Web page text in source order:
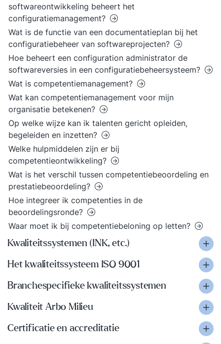
softwareontwikkeling beheert het
configuratiemanagement?
Wat is de functie van een documentatieplan bij het
configuratiebeheer van softwareprojecten?
Hoe beheert een configuration administrator de
softwareversies in een configuratiebeheersysteem?
Wat is competentiemanagement?
Wat kan competentiemanagement voor mijn
organisatie betekenen?
Op welke wijze kan ik talenten gericht opleiden,
begeleiden en inzetten?
Welke hulpmiddelen zijn er bij
competentieontwikkeling?
Wat is het verschil tussen competentiebeoordeling en
prestatiebeoordeling?
Hoe integreer ik competenties in de
beoordelingsronde?
Waar moet ik bij competentiebeloning op letten?
Kwaliteitssystemen (INK, etc.)
Het kwaliteitssysteem ISO 9001
Branchespecifieke kwaliteitssystemen
Kwaliteit Arbo Milieu
Certificatie en accreditatie